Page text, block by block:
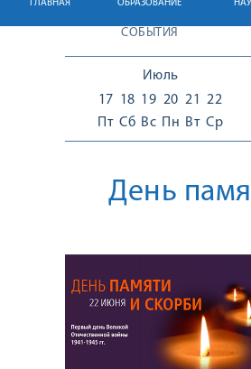
ГЛАВНАЯ ОБРАЗОВАНИЕ
СОБЫТИЯ
Июль
17
Пт
18
Сб
19
Вс
20
Пн
21
Вт
22
Ср
День